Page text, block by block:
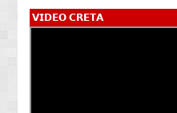
𝗩𝗜𝗗𝗘𝗢 𝗖𝗥𝗘𝗧𝗔